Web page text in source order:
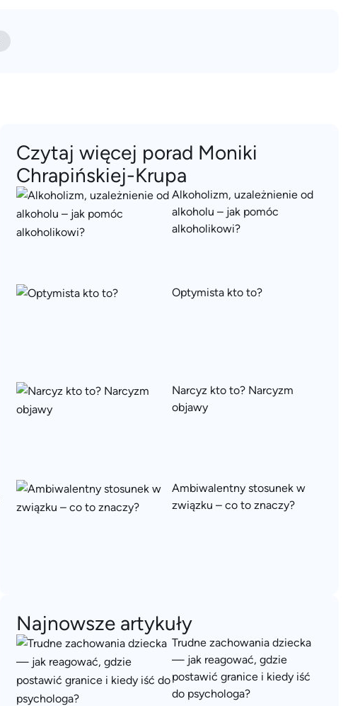
Czytaj więcej porad Moniki
Chrapińskiej-Krupa
Alkoholizm, uzależnienie od
alkoholu – jak pomóc
alkoholikowi?
Optymista kto to?
Narcyz kto to? Narcyzm
objawy
Ambiwalentny stosunek w
związku – co to znaczy?
Najnowsze artykuły
Trudne zachowania dziecka
— jak reagować, gdzie
postawić granice i kiedy iść
do psychologa?